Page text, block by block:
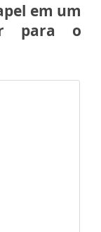
em um
para o